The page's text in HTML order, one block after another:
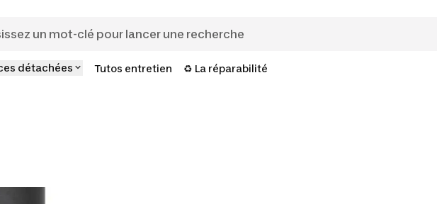
détachées Tutos entretien ♻️ La réparabilité